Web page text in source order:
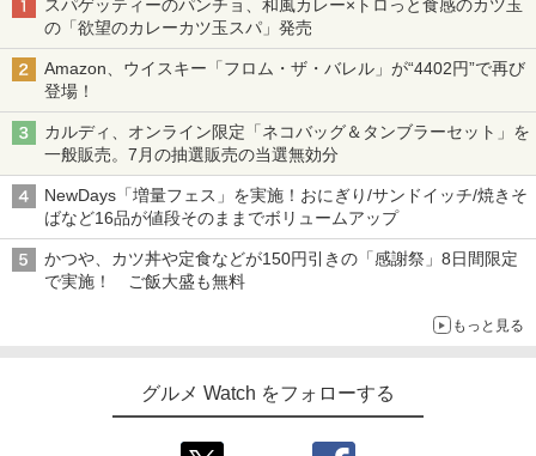
スパゲッティーのパンチョ、和風カレー×トロっと食感のカツ玉
の「欲望のカレーカツ玉スパ」発売
Amazon、ウイスキー「フロム・ザ・バレル」が“4402円”で再び
登場！
カルディ、オンライン限定「ネコバッグ＆タンブラーセット」を
一般販売。7月の抽選販売の当選無効分
NewDays「増量フェス」を実施！おにぎり/サンドイッチ/焼きそ
ばなど16品が値段そのままでボリュームアップ
かつや、カツ丼や定食などが150円引きの「感謝祭」8日間限定
で実施！ ご飯大盛も無料
もっと見る
グルメ Watch をフォローする